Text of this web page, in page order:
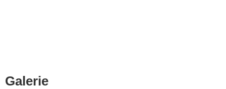
Galerie